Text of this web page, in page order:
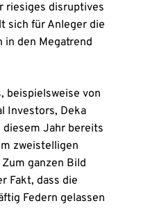
riesiges disruptives
sich für Anleger die
in den Megatrend
beispielsweise von
Investors, Deka
Jahr bereits
zweistelligen
ganzen Bild
Fakt, dass die
Federn gelassen